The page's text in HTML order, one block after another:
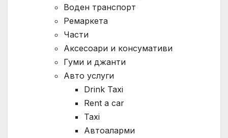
Воден транспорт
Ремаркета
Части
Аксесоари и консумативи
Гуми и джанти
Авто услуги
Drink Taxi
Rent a car
Taxi
Автоаларми